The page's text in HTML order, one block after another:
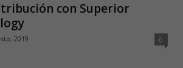
con Superior
2019 0